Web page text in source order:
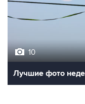
Лучшие фото